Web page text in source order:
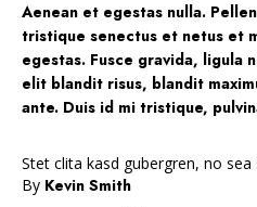
Aenean et egestas nulla.
tristique senectus et netus et
egestas. Fusce gravida, ligula
elit blandit risus, blandit
ante. Duis id mi tristique,
Stet clita kasd gubergren, no
By Kevin Smith